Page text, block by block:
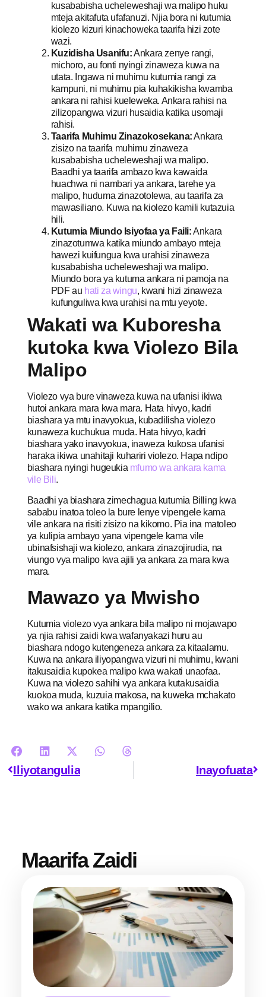
kusababisha ucheleweshaji wa malipo huku
mteja akitafuta ufafanuzi. Njia bora ni kutumia
kiolezo kizuri kinachoweka taarifa hizi zote
wazi.
Kuzidisha Usanifu:Ankara zenye rangi,
michoro, au fonti nyingi zinaweza kuwa na
utata. Ingawa ni muhimu kutumia rangi za
kampuni, ni muhimu pia kuhakikisha kwamba
ankara ni rahisi kueleweka. Ankara rahisi na
zilizopangwa vizuri husaidia katika usomaji
rahisi.
Taarifa Muhimu Zinazokosekana:Ankara
zisizo na taarifa muhimu zinaweza
kusababisha ucheleweshaji wa malipo.
Baadhi ya taarifa ambazo kwa kawaida
huachwa ni nambari ya ankara, tarehe ya
malipo, huduma zinazotolewa, au taarifa za
mawasiliano. Kuwa na kiolezo kamili kutazuia
hili.
Kutumia Miundo Isiyofaa ya Faili:Ankara
zinazotumwa katika miundo ambayo mteja
hawezi kuifungua kwa urahisi zinaweza
kusababisha ucheleweshaji wa malipo.
Miundo bora ya kutuma ankara ni pamoja na
PDF au hati za wingu, kwani hizi zinaweza
kufunguliwa kwa urahisi na mtu yeyote.
Wakati wa Kuboresha
kutoka kwa Violezo Bila
Malipo
Violezo vya bure vinaweza kuwa na ufanisi ikiwa
hutoi ankara mara kwa mara. Hata hivyo, kadri
biashara ya mtu inavyokua, kubadilisha violezo
kunaweza kuchukua muda. Hata hivyo, kadri
biashara yako inavyokua, inaweza kukosa ufanisi
haraka ikiwa unahitaji kuhariri violezo. Hapa ndipo
biashara nyingi hugeukia mfumo wa ankara kama
vile Bili.
Baadhi ya biashara zimechagua kutumia Billing kwa
sababu inatoa toleo la bure lenye vipengele kama
vile ankara na risiti zisizo na kikomo. Pia ina matoleo
ya kulipia ambayo yana vipengele kama vile
ubinafsishaji wa kiolezo, ankara zinazojirudia, na
viungo vya malipo kwa ajili ya ankara za mara kwa
mara.
Mawazo ya Mwisho
Kutumia violezo vya ankara bila malipo ni mojawapo
ya njia rahisi zaidi kwa wafanyakazi huru au
biashara ndogo kutengeneza ankara za kitaalamu.
Kuwa na ankara iliyopangwa vizuri ni muhimu, kwani
itakusaidia kupokea malipo kwa wakati unaofaa.
Kuwa na violezo sahihi vya ankara kutakusaidia
kuokoa muda, kuzuia makosa, na kuweka mchakato
wako wa ankara katika mpangilio.
Iliyotangulia Inayofuata
Maarifa Zaidi